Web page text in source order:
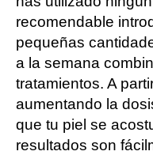
recomendable
pequeñas
a la semana
tratamientos. A
aumentando la
que tu piel se
resultados son